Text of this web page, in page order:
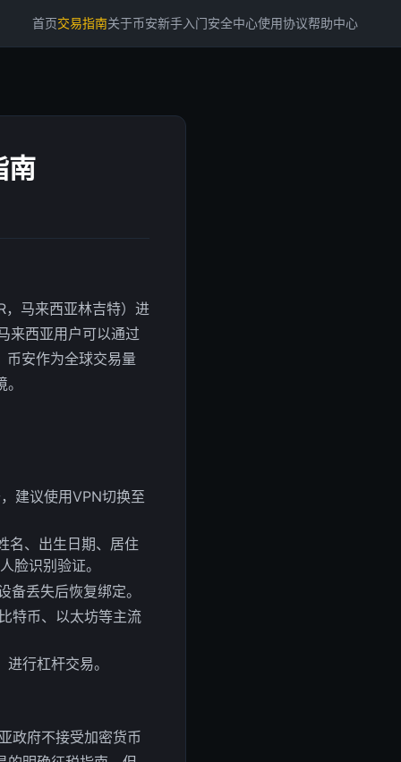
首页交易指南关于币安新手入门安全中心使用协议帮助中心
南
马来西亚林吉特）进
来西亚用户可以通过
币安作为全球交易量
建议使用VPN切换至
名、出生日期、居住
脸识别验证。
丢失后恢复绑定。
特币、以太坊等主流
行杠杆交易。
政府不接受加密货币